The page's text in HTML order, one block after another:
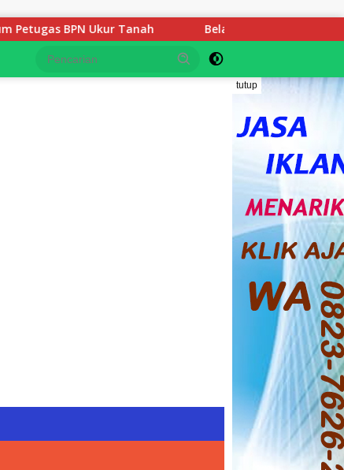
Belasan Tahun Mengabdi Gaji di Bawah UMP, 3
tutup